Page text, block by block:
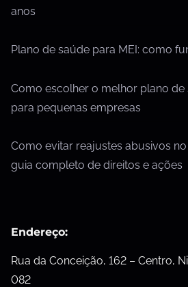
anos
Plano de saúde para MEI: como
Como escolher o melhor plano de
para pequenas empresas
Como evitar reajustes abusivos
guia completo de direitos e ações
Endereço:
Rua da Conceição, 162 – Centro,
082